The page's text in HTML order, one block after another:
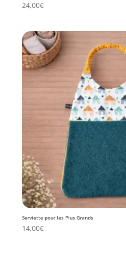
24,00€
Serviette pour les Plus Grands
14,00€